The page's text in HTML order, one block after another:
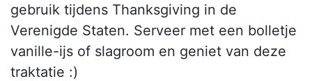
gebruik tijdens Thanksgiving in de
Verenigde Staten. Serveer met een bolletje
vanille-ijs of slagroom en geniet van deze
traktatie :)